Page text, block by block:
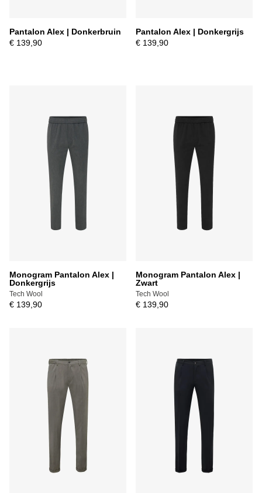
Pantalon Alex | Donkerbruin
€ 139,90
Pantalon Alex | Donkergrijs
€ 139,90
Monogram Pantalon Alex |
Donkergrijs
Tech Wool
€ 139,90
Monogram Pantalon Alex |
Zwart
Tech Wool
€ 139,90